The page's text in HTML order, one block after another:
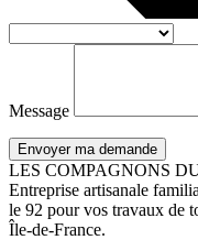
Message
Envoyer ma demande
LES COMPAGNONS
Entreprise artisanale
le 92 pour vos travaux de
Île-de-France.